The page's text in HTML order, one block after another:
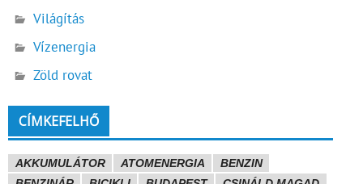
Világítás
Vízenergia
Zöld rovat
CÍMKEFELHŐ
AKKUMULÁTOR ATOMENERGIA
BENZIN